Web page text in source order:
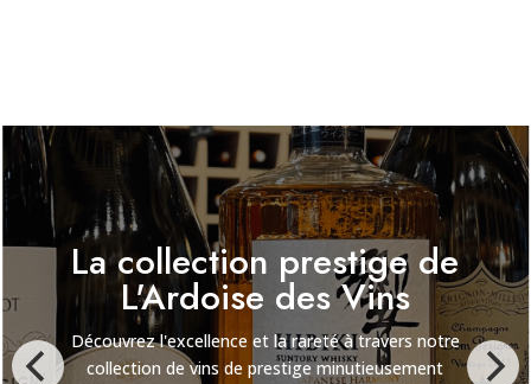
Les nouveautés de
L'Ardoise des Vins
Découvrez l'excitation de la nouveauté avec notre
collection de vins récemment ajoutés à la vente à